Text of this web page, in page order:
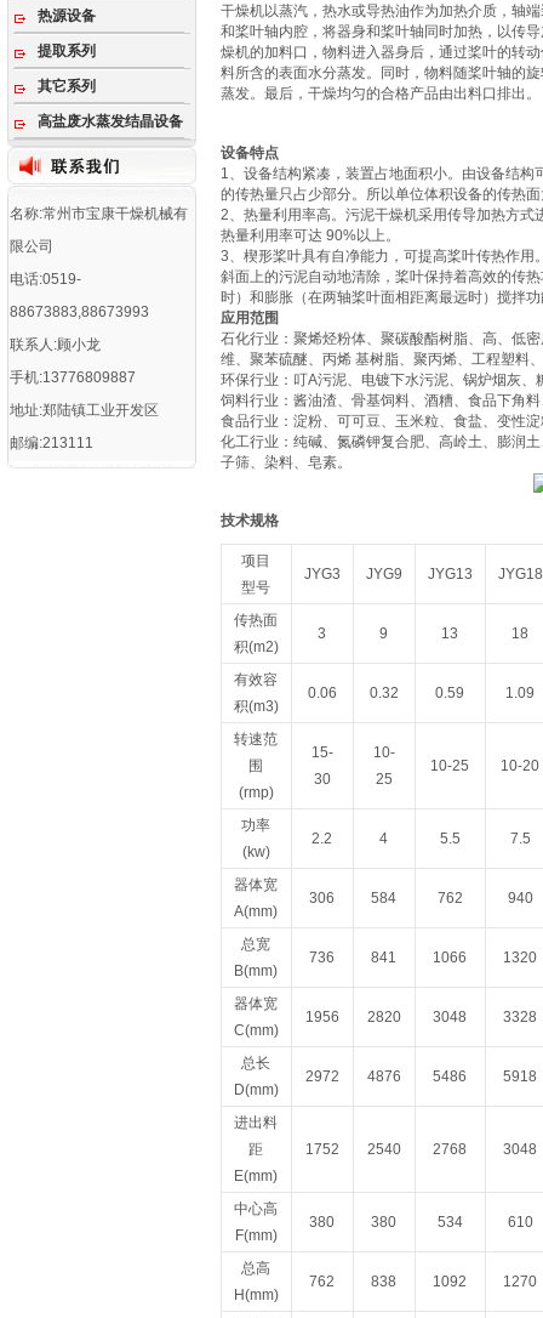
热源设备
提取系列
其它系列
高盐废水蒸发结晶设备
名称:常州市宝康干燥机械有
限公司
电话:0519-
88673883,88673993
联系人:顾小龙
手机:13776809887
地址:郑陆镇工业开发区
邮编:213111
干燥机以蒸汽，热水或导热油作为加热介质，轴
和桨叶轴内腔，将器身和桨叶轴同时加热，以传
燥机的加料口，物料进入器身后，通过桨叶的转
料所含的表面水分蒸发。同时，物料随桨叶轴的
蒸发。最后，干燥均匀的合格产品由出料口排出。
设备特点
1、设备结构紧凑，装置占地面积小。由设备结
的传热量只占少部分。所以单位体积设备的传热
2、热量利用率高。污泥干燥机采用传导加热方
热量利用率可达 90%以上。
3、楔形桨叶具有自净能力，可提高桨叶传热作
斜面上的污泥自动地清除，桨叶保持着高效的传
时）和膨胀（在两轴桨叶面相距离最远时）搅拌
应用范围
石化行业：聚烯烃粉体、聚碳酸酯树脂、高、低
维、聚苯硫醚、丙烯 基树脂、聚丙烯、工程塑
环保行业：叮A污泥、电镀下水污泥、锅炉烟灰
饲料行业：酱油渣、骨基饲料、酒糟、食品下角
食品行业：淀粉、可可豆、玉米粒、食盐、变性
化工行业：纯碱、氮磷钾复合肥、高岭土、膨润
子筛、染料、皂素。
技术规格
项目
型号
JYG3 JYG9 JYG13 JYG18
传热面
积(m2)
3 9 13 18
有效容
积(m3)
0.06 0.32 0.59 1.09
转速范
围
(rmp)
15-
30
10-
25
10-25 10-20
功率
(kw)
2.2 4 5.5 7.5
器体宽
A(mm)
306 584 762 940
总宽
B(mm)
736 841 1066 1320
器体宽
C(mm)
1956 2820 3048 3328
总长
D(mm)
2972 4876 5486 5918
进出料
距
E(mm)
1752 2540 2768 3048
中心高
F(mm)
380 380 534 610
总高
H(mm)
762 838 1092 1270